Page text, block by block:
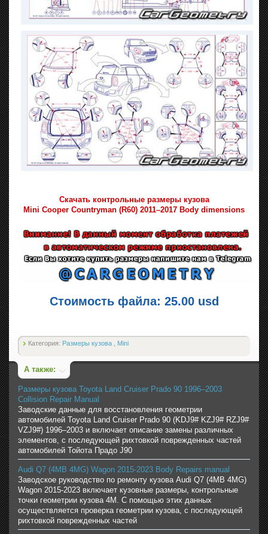
Скачать контрольные размеры кузова
Mini Cooper Countryman (R60) 2011–2017 Body dimensions
Стоимость файла: 25.00 usd
Категория: Размеры кузова Mini
А также:
Размеры кузова Toyota Land Cruiser Prado 90 1996–2003
Collision Repair Manual
Заводские данные для восстановления геометрии
автомобилей Toyota Land Cruiser Prado 90 (KDJ9# KZJ9# RZJ9#
VZJ9#) 1996–2003 и включает описание замены различных
элементов, с последующей рихтовкой поврежденных частей
автомобилей Тойота Прадо J90
Audi Q7 (4MB 4MG) Wagon 2015-2023 Body Repairs manual
Заводское руководство по ремонту кузова Audi Q7 (4MB 4MG)
Wagon 2015-2023 включает кузовные размеры, контрольные
точки геометрии кузова 4M. С помощью этих данных
осуществляется проверка геометрии кузова, с последующей
рихтовкой поврежденных частей